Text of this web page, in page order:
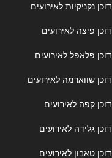
דוכן נקניקיות לאירועים
דוכן פיצה לאירועים
דוכן פלאפל לאירועים
דוכן שווארמה לאירועים
דוכן קפה לאירועים
דוכן גלידה לאירועים
דוכן טאבון לאירועים